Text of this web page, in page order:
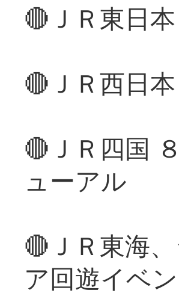
🔴ＪＲ東日
🔴ＪＲ西日
🔴ＪＲ四国
ューアル
🔴ＪＲ東海
ア回遊イベ